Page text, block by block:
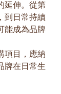
延伸。從第
到日常持續
能成為品牌
項目，應納
牌在日常生